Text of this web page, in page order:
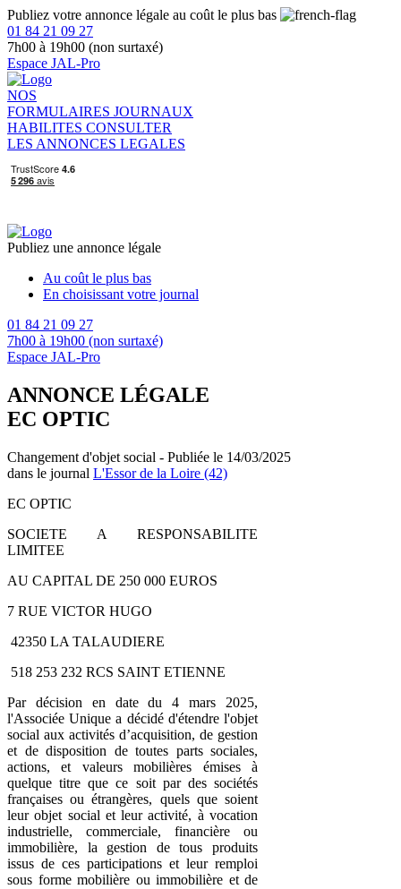
Publiez votre annonce légale au coût le plus bas
01 84 21 09 27
7h00 à 19h00 (non surtaxé)
Espace JAL-Pro
NOS
FORMULAIRES JOURNAUX
HABILITES CONSULTER
LES ANNONCES LEGALES
Publiez une annonce légale
Au coût le plus bas
En choisissant votre journal
01 84 21 09 27
7h00 à 19h00 (non surtaxé)
Espace JAL-Pro
ANNONCE LÉGALE
EC OPTIC
Changement d'objet social - Publiée le 14/03/2025
dans le journal L'Essor de la Loire (42)
EC OPTIC
SOCIETE A RESPONSABILITE
LIMITEE
AU CAPITAL DE 250 000 EUROS
7 RUE VICTOR HUGO
42350 LA TALAUDIERE
518 253 232 RCS SAINT ETIENNE
Par décision en date du 4 mars 2025,
l'Associée Unique a décidé d'étendre l'objet
social aux activités d’acquisition, de gestion
et de disposition de toutes parts sociales,
actions, et valeurs mobilières émises à
quelque titre que ce soit par des sociétés
françaises ou étrangères, quels que soient
leur objet social et leur activité, à vocation
industrielle, commerciale, financière ou
immobilière, la gestion de tous produits
issus de ces participations et leur remploi
sous forme mobilière ou immobilière et de